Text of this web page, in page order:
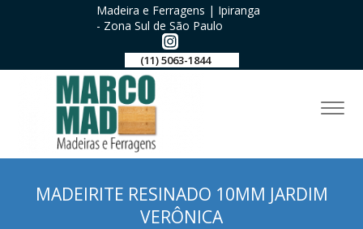
Madeira e Ferragens | Ipiranga
- Zona Sul de São Paulo
(11) 5063-1844
MADEIRITE RESINADO 10MM JARDIM
VERÔNICA